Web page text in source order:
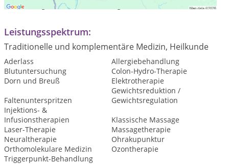
Termine täglich nach Vereinbarng
Leistungsspektrum:
Traditionelle und komplementäre Medizin, Heilkunde
Aderlass
Allergiebehandlung
Blutuntersuchung
Colon-Hydro-Therapie
Dorn und Breuß
Elektrotherapie
Faltenunterspritzen
Gewichtsreduktion /
Gewichtsregulation
Injektions- &
Infusionstherapien
Klassische Massage
Laser-Therapie
Massagetherapie
Neuraltherapie
Ohrakupunktur
Orthomolekulare Medizin
Ozontherapie
Triggerpunkt-Behandlung